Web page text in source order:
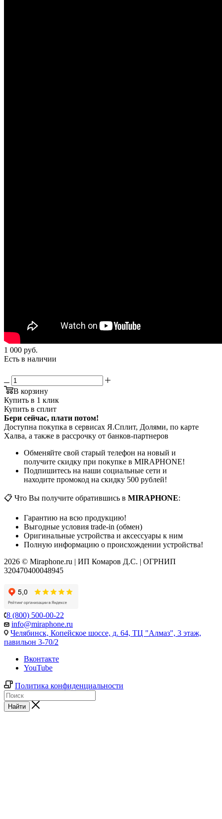
1 000 руб.
Есть в наличии
В корзину
Купить в 1 клик
Купить в сплит
Бери сейчас, плати потом!
Доступна покупка в сервисах Я.Сплит, Долями, по карте
Халва, а также в рассрочку от банков-партнеров
Обменяйте свой старый телефон на новый и
получите скидку при покупке в MIRAPHONE!
Подпишитесь на наши социальные сети и
находите промокод на скидку 500 рублей!
📋 Что Вы получите обратившись в MIRAPHONE:
Гарантию на всю продукцию!
Выгодные условия trade-in (обмен)
Оригинальные устройства и аксессуары к ним
Полную информацию о происхождении устройства!
2026 © Miraphone.ru | ИП Комаров Д.С. | ОГРНИП
320470400048945
8 (800) 500-00-22
info@miraphone.ru
Челябинск, Копейское шоссе, д. 64, ТЦ "Алмаз", 3 этаж,
павильон 3-70/2
Вконтакте
YouTube
Политика конфиденциальности
Найти